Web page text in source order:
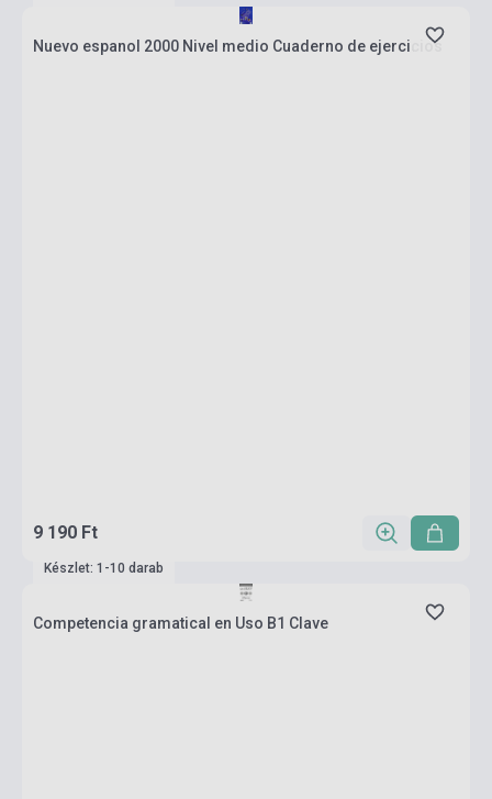
Nuevo espanol 2000 Nivel medio Cuaderno de ejercicios
9 190 Ft
Készlet: 1-10 darab
Competencia gramatical en Uso B1 Clave